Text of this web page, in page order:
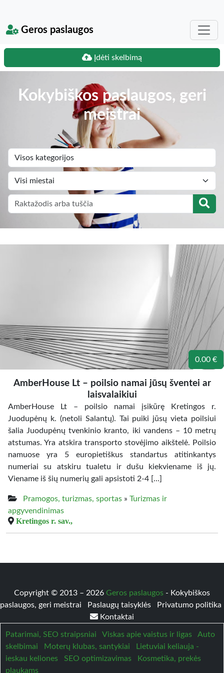
Geros paslaugos
Įdėti skelbimą
Kokybiškos paslaugos, geri
meistrai
0.00 €
AmberHouse Lt – poilsio namai jūsų šventei ar
laisvalaikiui
AmberHouse Lt – poilsio namai įsikūrę Kretingos r.
Juodupėnų k. (netoli Salantų). Tai puiki jūsų vieta poilsiui
šalia Juodupėnų tvenkinio kranto, iki vandens – 10 metrų
atstumas. Yra atskira transporto stovėjimo aikštelė. Poilsio
namuose yra 5 europietiškus standartus atitinkantys
numeriai su atskiru tualetu ir dušu kiekviename iš jų.
Viename iš šių numerių gali apsistoti 2-4 […]
Pramogos, turizmas, sportas » Turizmas ir
apgyvendinimas
Kretingos r. sav.,
Copyright © 2013 – 2026 Geros paslaugos - Kokybiškos
paslaugos, geri meistrai
Paslaugų taisyklės
Privatumo politika
Kontaktai
Patarimai, SEO straipsniai Viskas apie vaistus ir ligas
Auto
skelbimai
Moterų klubas, santykiai
Lietuviai keliauja -
ieskau keliones
SEO optimizavimas
Kosmetika, prekės
plaukams